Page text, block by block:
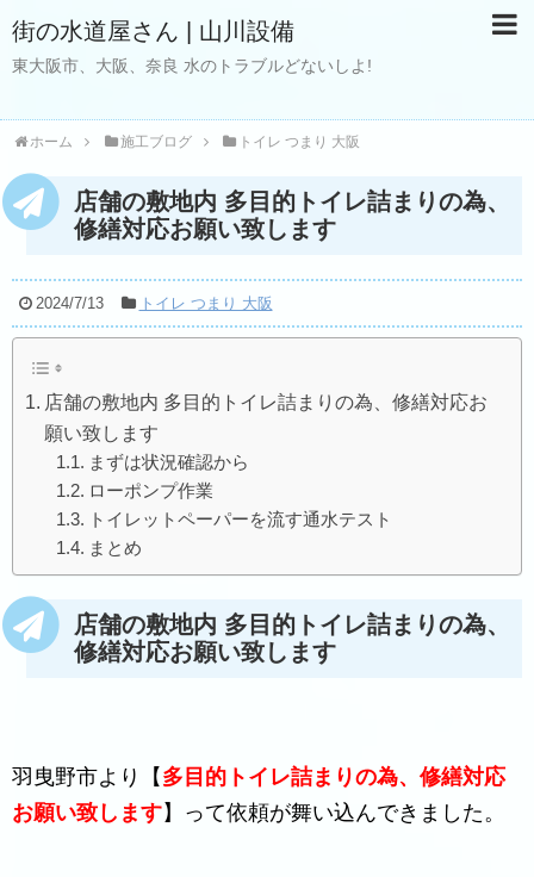
街の水道屋さん | 山川設備
東大阪市、大阪、奈良 水のトラブルどないしよ!
ホーム 施工ブログ トイレ つまり 大阪
店舗の敷地内 多目的トイレ詰まりの為、
修繕対応お願い致します
2024/7/13 トイレ つまり 大阪
店舗の敷地内 多目的トイレ詰まりの為、修繕対応お
願い致します
まずは状況確認から
ローポンプ作業
トイレットペーパーを流す通水テスト
まとめ
店舗の敷地内 多目的トイレ詰まりの為、
修繕対応お願い致します
羽曳野市より【 多目的トイレ詰まりの為、修繕対応
お願い致します】って依頼が舞い込んできました。